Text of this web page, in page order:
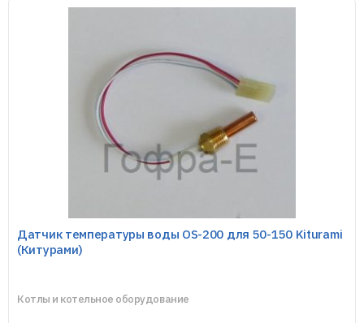
Датчик температуры воды OS-200 для 50-150 Kiturami
(Китурами)
Котлы и котельное оборудование